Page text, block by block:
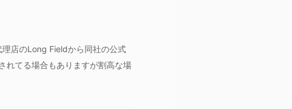
店のLong Fieldから同社の公式
れてる場合もありますが割高な場